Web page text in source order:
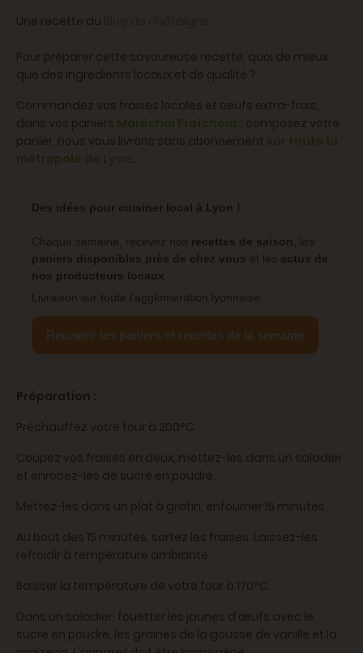
Une recette du Blog de châtaigne
Pour préparer cette savoureuse recette, quoi de mieux
que des ingrédients locaux et de qualité ?
Commandez vos fraises locales et oeufs extra-frais,
dans vos paniers Maréchal Fraîcheur : composez votre
panier, nous vous livrons sans abonnement sur toute la
métropole de Lyon.
Des idées pour cuisiner local à Lyon !
Chaque semaine, recevez nos recettes de saison
, les
paniers disponibles près de chez vous et les actus de
nos producteurs locaux
Livraison sur toute l’agglomération lyonnaise.
Recevoir les paniers et recettes de la semaine
Préparation :
Préchauffez votre four à 200°C.
Coupez vos fraises en deux, mettez-les dans un saladier
et enrobez-les de sucre en poudre.
Mettez-les dans un plat à gratin, enfourner 15 minutes.
Au bout des 15 minutes, sortez les fraises. Laissez-les
refroidir à température ambiante.
Baisser la température de votre four à 170°C.
Dans un saladier, fouetter les jaunes d'œufs avec le
sucre en poudre, les graines de la gousse de vanille et la